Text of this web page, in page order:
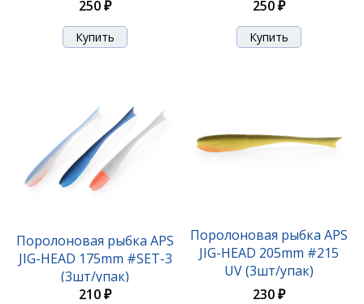
Поролоновая рыбка APS JIG-HEAD 175mm #218 UV
250 ₽
250 ₽
Поролоновая рыбка APS
JIG-HEAD 175mm #SET-3
(3шт/упак)
210 ₽
Поролоновая рыбка APS
JIG-HEAD 205mm #215
UV (3шт/упак)
230 ₽